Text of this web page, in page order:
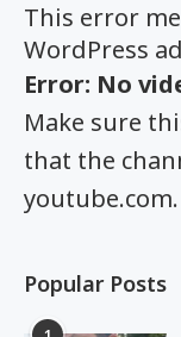
This error
WordPress
Error: No
Make sure
that the
youtube.com.
Popular Posts